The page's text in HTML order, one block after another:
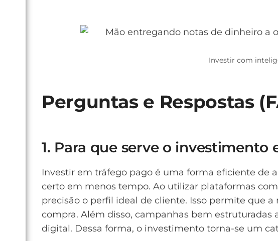
Investir com
Perguntas e Respostas
1. Para que serve o investimento
Investir em tráfego pago é uma forma eficiente de
certo em menos tempo. Ao utilizar plataformas
precisão o perfil ideal de cliente. Isso permite que
compra. Além disso, campanhas bem
digital. Dessa forma, o investimento torna-se um